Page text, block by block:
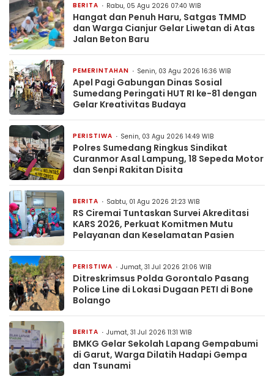
BERITA Rabu, 05 Agu 2026 07:40 WIB
Hangat dan Penuh Haru, Satgas TMMD
dan Warga Cianjur Gelar Liwetan di Atas
Jalan Beton Baru
PEMERINTAHAN Senin, 03 Agu 2026 16:36 WIB
Apel Pagi Gabungan Dinas Sosial
Sumedang Peringati HUT RI ke-81 dengan
Gelar Kreativitas Budaya
PERISTIWA Senin, 03 Agu 2026 14:49 WIB
Polres Sumedang Ringkus Sindikat
Curanmor Asal Lampung, 18 Sepeda Motor
dan Senpi Rakitan Disita
BERITA Sabtu, 01 Agu 2026 21:23 WIB
RS Ciremai Tuntaskan Survei Akreditasi
KARS 2026, Perkuat Komitmen Mutu
Pelayanan dan Keselamatan Pasien
PERISTIWA Jumat, 31 Jul 2026 21:06 WIB
Ditreskrimsus Polda Gorontalo Pasang
Police Line di Lokasi Dugaan PETI di Bone
Bolango
BERITA Jumat, 31 Jul 2026 11:31 WIB
BMKG Gelar Sekolah Lapang Gempabumi
di Garut, Warga Dilatih Hadapi Gempa
dan Tsunami